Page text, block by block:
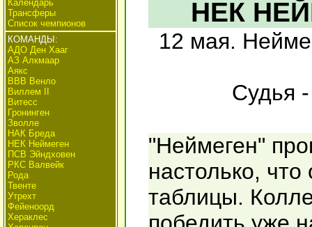
Календарь
Трансферы
Список чемпионов
КОМАНДЫ:
АДО Ден Хааг
АЗ Алкмаар
Аякс
ВВВ Венло
Виллем II
Витесс
Гронинген
Зволле
НАК Бреда
НЕК Неймеген
ПСВ Эйндховен
РКС Валвейк
Рода
Твенте
Утрехт
Фейеноорд
Хераклес
НЕК
12 мая.
Судья
"Неймеген"
настолько,
таблицы.